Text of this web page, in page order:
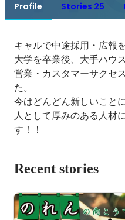
Profile Stories 25
キャルで中途採用・広報
大学を卒業後、大手ハウ
営業・カスタマーサクセ
た。
今はどんどん新しいこと
人として厚みのある人材
す！！
Recent stories